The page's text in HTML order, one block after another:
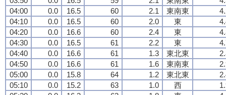
04:00
0.0 16.5 60 2.1 東南東
04:10
0.0 16.5 60 2.0 東
04:20
0.0 16.6 60 2.4 東
04:30
0.0 16.5 61 2.2 東
04:40
0.0 16.6 61 1.3 東北東
04:50
0.0 16.6 61 1.6 東南東
05:00
0.0 15.8 64 1.2 東北東
05:10
0.0 15.2 63 1.0 西